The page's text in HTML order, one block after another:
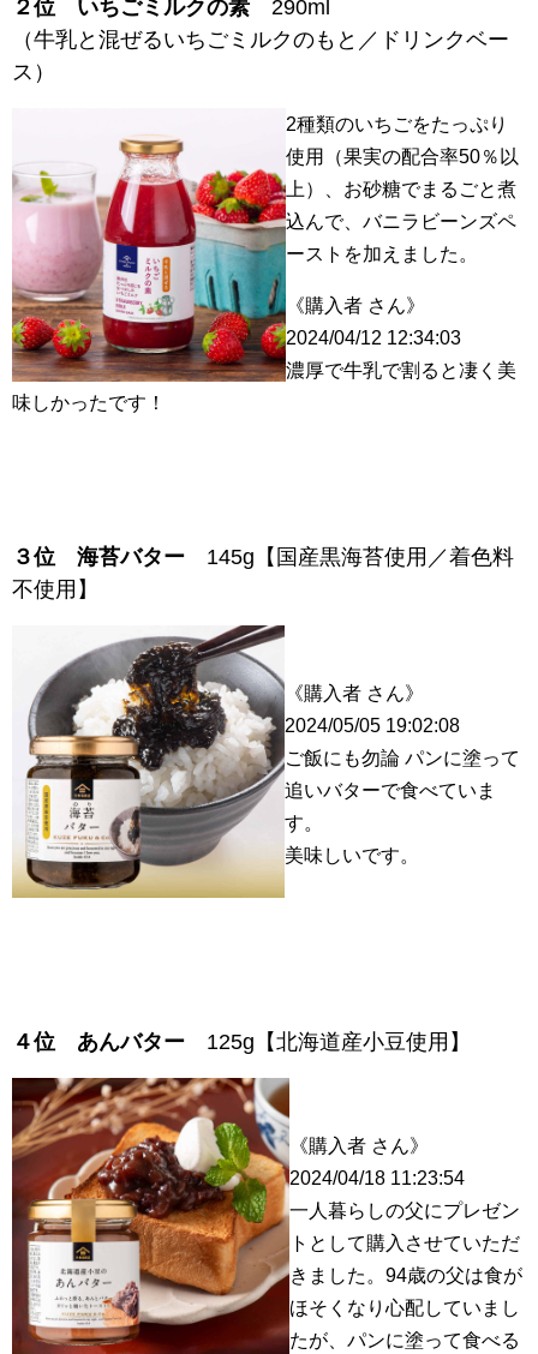
２位 いちごミルクの素 290ml
（牛乳と混ぜるいちごミルクのもと／ドリンクベー
ス）
2種類のいちごをたっぷり
使用（果実の配合率50％以
上）、お砂糖でまるごと煮
込んで、バニラビーンズペ
ーストを加えました。
《購入者 さん》
2024/04/12 12:34:03
濃厚で牛乳で割ると凄く美
味しかったです！
３位 海苔バター 145g【国産黒海苔使用／着色料
不使用】
《購入者 さん》
2024/05/05 19:02:08
ご飯にも勿論 パンに塗って
追いバターで食べていま
す。
美味しいです。
４位 あんバター 125g【北海道産小豆使用】
《購入者 さん》
2024/04/18 11:23:54
一人暮らしの父にプレゼン
トとして購入させていただ
きました。94歳の父は食が
ほそくなり心配していまし
たが、パンに塗って食べる